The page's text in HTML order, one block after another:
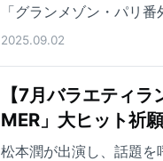
「グランメゾン・パリ
2025.09.02
【7月バラエティ
MER」大ヒット祈
松本潤が出演し、話題を